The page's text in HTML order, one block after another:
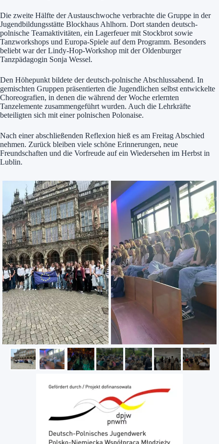
Die zweite Hälfte der Austauschwoche verbrachte die Gruppe in der
Jugendbildungsstätte Blockhaus Ahlhorn. Dort standen deutsch-
polnische Teamaktivitäten, ein Lagerfeuer mit Stockbrot sowie
Tanzworkshops und Europa-Spiele auf dem Programm. Besonders
beliebt war der Lindy-Hop-Workshop mit der Oldenburger
Tanzpädagogin Sonja Wessel.
Den Höhepunkt bildete der deutsch-polnische Abschlussabend. In
gemischten Gruppen präsentierten die Jugendlichen selbst entwickelte
Choreografien, in denen die während der Woche erlernten
Tanzelemente zusammengeführt wurden. Auch die Lehrkräfte
beteiligten sich mit einer polnischen Polonaise.
Nach einer abschließenden Reflexion hieß es am Freitag Abschied
nehmen. Zurück bleiben viele schöne Erinnerungen, neue
Freundschaften und die Vorfreude auf ein Wiedersehen im Herbst in
Lublin.